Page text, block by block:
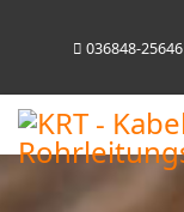
036848-25646